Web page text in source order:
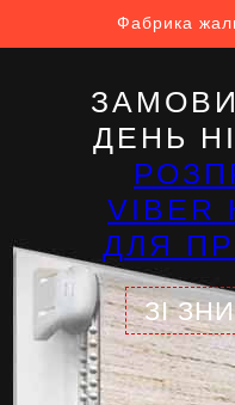
Фабрика
ДЕНЬ
VIBER
ДЛЯ
ЗІ